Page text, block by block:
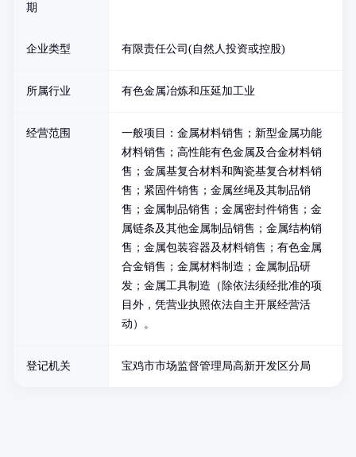
期
企业类型 有限责任公司(自然人投资或控股)
所属行业 有色金属冶炼和压延加工业
经营范围
一般项目：金属材料销售；新型金属功能
材料销售；高性能有色金属及合金材料销
售；金属基复合材料和陶瓷基复合材料销
售；紧固件销售；金属丝绳及其制品销
售；金属制品销售；金属密封件销售；金
属链条及其他金属制品销售；金属结构销
售；金属包装容器及材料销售；有色金属
合金销售；金属材料制造；金属制品研
发；金属工具制造（除依法须经批准的项
目外，凭营业执照依法自主开展经营活
动）。
登记机关 宝鸡市市场监督管理局高新开发区分局